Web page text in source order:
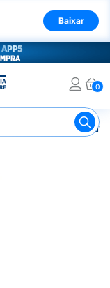
Baixar
0